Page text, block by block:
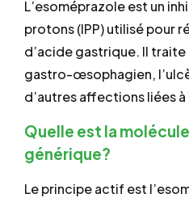
L’esoméprazole est un
protons (IPP) utilisé pour
d’acide gastrique. Il
gastro-œsophagien,
d’autres affections liées
Quelle est la
générique?
Le principe actif est